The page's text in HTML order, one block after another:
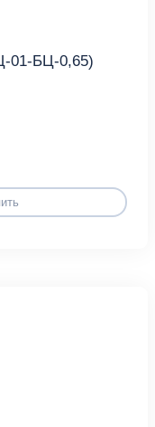
01-БЦ-0,65)